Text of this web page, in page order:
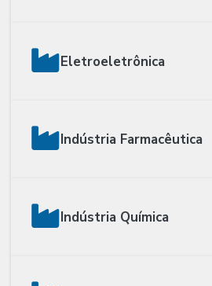
Eletroeletrônica
Indústria Farmacêutica
Indústria Química